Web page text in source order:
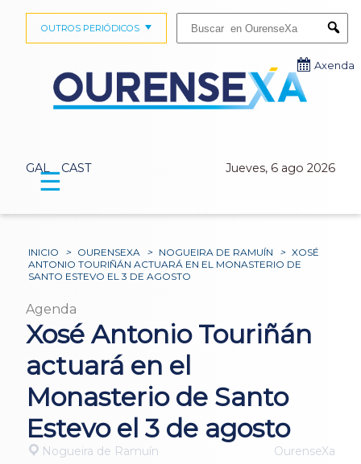
GAL CAST Jueves, 6 ago 2026
OUTROS PERIÓDICOS
Axenda
☰
INICIO > OURENSEXA > NOGUEIRA DE RAMUÍN > XOSÉ
ANTONIO TOURIÑÁN ACTUARÁ EN EL MONASTERIO DE
SANTO ESTEVO EL 3 DE AGOSTO
Agenda
Xosé Antonio Touriñán
actuará en el
Monasterio de Santo
Estevo el 3 de agosto
Nogueira de Ramuín OurenseXa